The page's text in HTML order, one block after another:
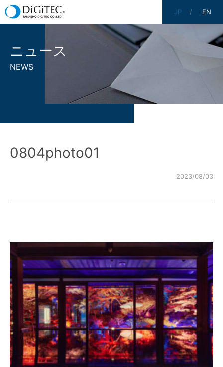
JP EN
ニュース
NEWS
0804photo01
2023/08/03